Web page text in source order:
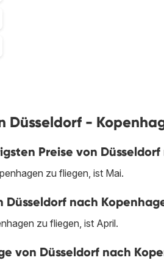
Düsseldorf -
Preise von
zu fliegen, ist Mai.
nach
zu fliegen, ist April.
von Düsseldorf nach